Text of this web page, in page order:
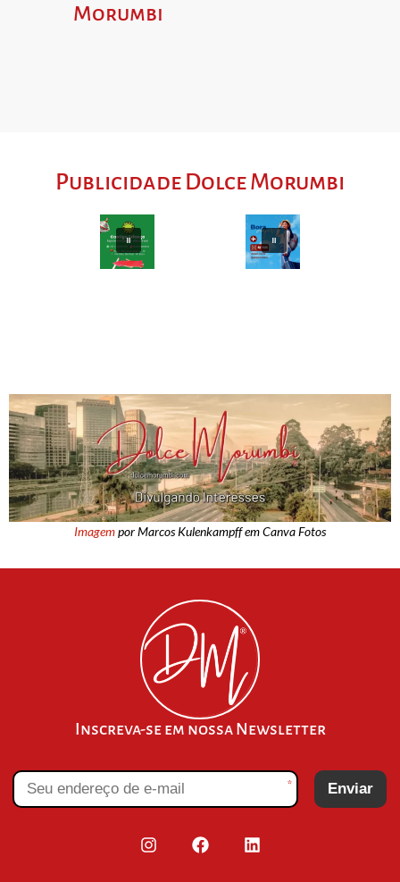
Morumbi
Publicidade Dolce Morumbi
Imagempor Marcos Kulenkampff em Canva Fotos
Inscreva-se em nossa Newsletter
* Enviar